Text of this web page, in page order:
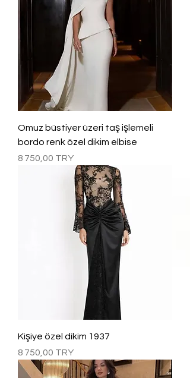
Omuz büstiyer üzeri taş işlemeli
bordo renk özel dikim elbise
Prix
8 750,00 TRY
Kişiye özel dikim 1937
Prix
8 750,00 TRY